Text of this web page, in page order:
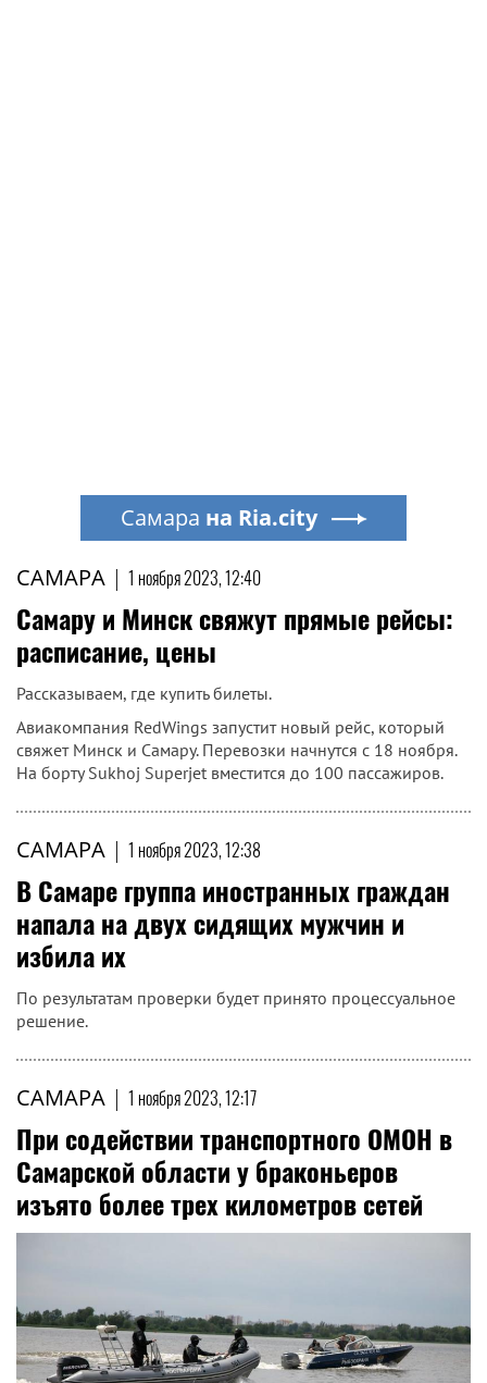
САМАРА | 1 ноября 2023, 12:40
Самару и Минск свяжут прямые рейсы:
расписание, цены
Рассказываем, где купить билеты.
Авиакомпания RedWings запустит новый рейс, который
свяжет Минск и Самару. Перевозки начнутся с 18 ноября.
На борту Sukhoj Superjet вместится до 100 пассажиров.
САМАРА | 1 ноября 2023, 12:38
В Самаре группа иностранных граждан
напала на двух сидящих мужчин и
избила их
По результатам проверки будет принято процессуальное
решение.
САМАРА | 1 ноября 2023, 12:17
При содействии транспортного ОМОН в
Самарской области у браконьеров
изъято более трех километров сетей
Самара на Ria.city